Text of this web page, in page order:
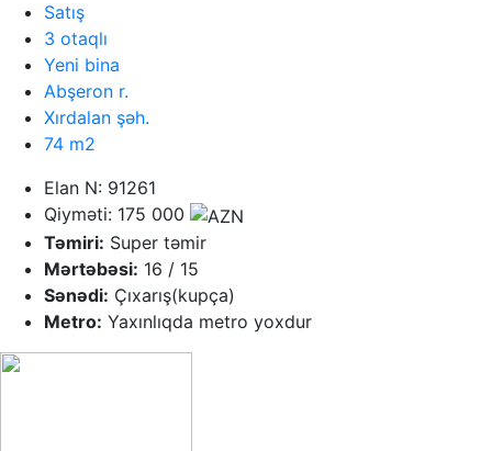
Satış
3 otaqlı
Yeni bina
Abşeron r.
Xırdalan şəh.
74 m2
Elan N: 91261
Qiyməti: 175 000
Təmiri: Super təmir
Mərtəbəsi: 16 / 15
Sənədi: Çıxarış(kupça)
Metro: Yaxınlıqda metro yoxdur